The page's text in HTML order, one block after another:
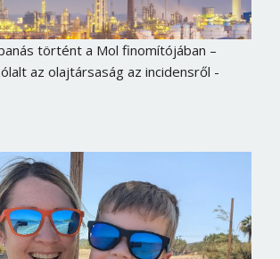
történt a Mol finomítójában –
az olajtársaság az incidensről -